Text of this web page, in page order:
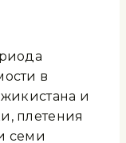
в
и
плетения
семи